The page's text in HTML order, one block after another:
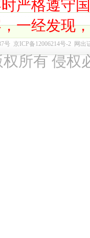
严格遵守
一经发现
号 京ICP备12006214号-2 网出
所有 侵权